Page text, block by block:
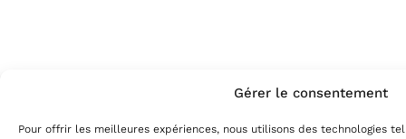
Gérer le consentement
Pour offrir les meilleures expériences, nous utilisons des technologies